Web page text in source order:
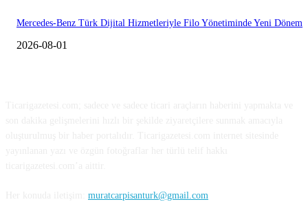
Mercedes-Benz Türk Dijital Hizmetleriyle Filo Yönetiminde Yeni Dönem
2026-08-01
muratcarpisanturk@gmail.com